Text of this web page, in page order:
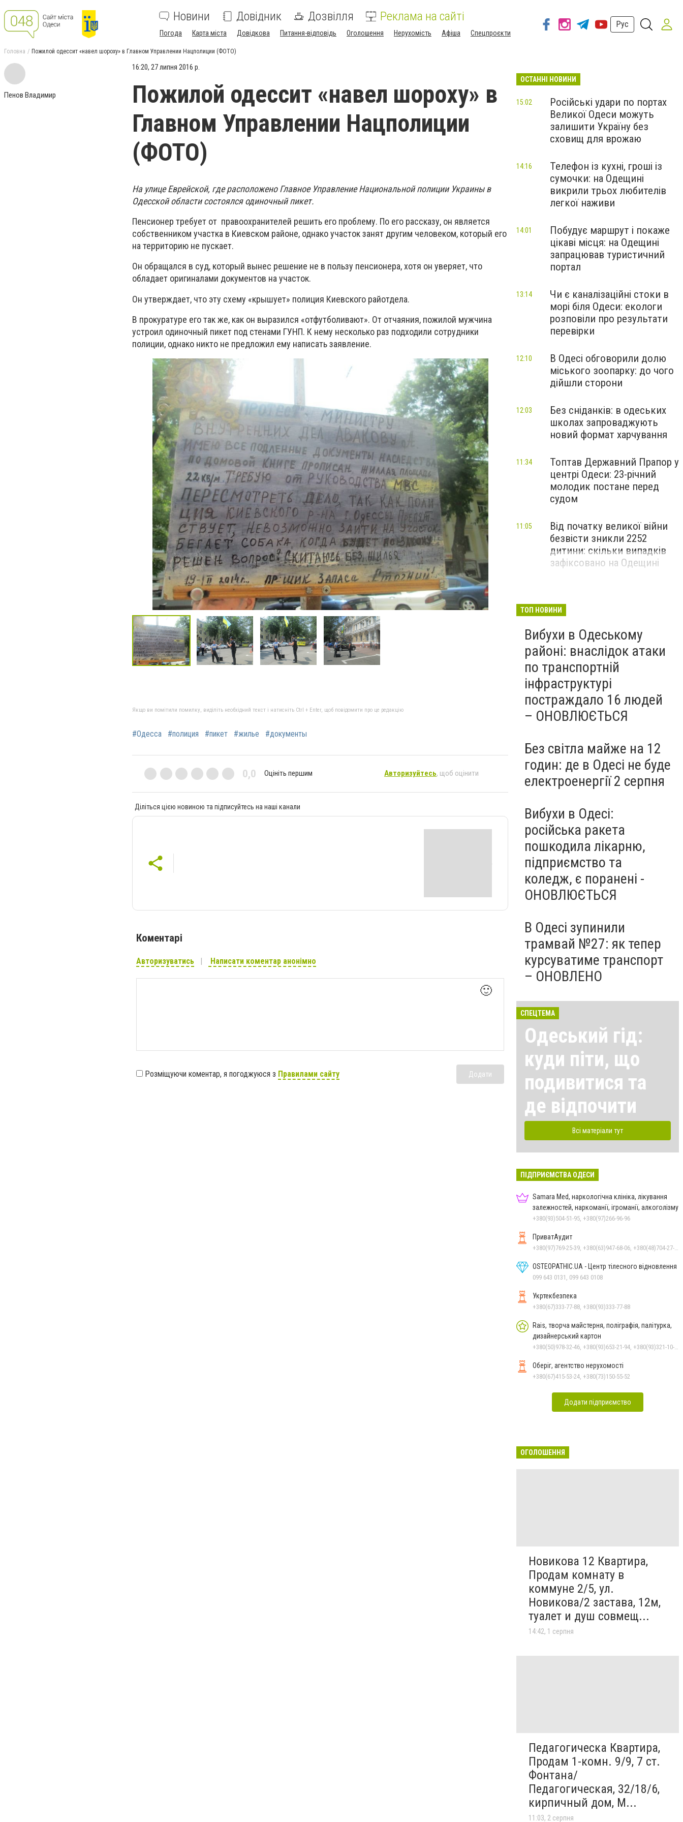
Новини Довідник Дозвілля Реклама на сайті
Погода Карта міста Довідкова Питання-відповідь Оголошення Нерухомість Афіша Спецпроєкти
Рус
Головна Пожилой одессит «навел шороху» в Главном Управлении Нацполиции (ФОТО)
Пенов Владимир
16:20, 27 липня 2016 р.
Пожилой одессит «навел шороху» в
Главном Управлении Нацполиции
(ФОТО)
На улице Еврейской, где расположено Главное Управление Национальной полиции Украины в
Одесской области состоялся одиночный пикет.
Пенсионер требует от правоохранителей решить его проблему. По его рассказу, он является
собственником участка в Киевском районе, однако участок занят другим человеком, который его
на территорию не пускает.
Он обращался в суд, который вынес решение не в пользу пенсионера, хотя он уверяет, что
обладает оригиналами документов на участок.
Он утверждает, что эту схему «крышует» полиция Киевского райотдела.
В прокуратуре его так же, как он выразился «отфутболивают». От отчаяния, пожилой мужчина
устроил одиночный пикет под стенами ГУНП. К нему несколько раз подходили сотрудники
полиции, однако никто не предложил ему написать заявление.
Якщо ви помітили помилку, виділіть необхідний текст і натисніть Ctrl + Enter, щоб повідомити про це редакцію
#Одесса #полиция #пикет #жилье #документы
0,0 Оцініть першим Авторизуйтесь, щоб оцінити
Діліться цією новиною та підписуйтесь на наші канали
Коментарі
Авторизуватись Написати коментар анонімно
🙂
Розміщуючи коментар, я погоджуюся з Правилами сайту Додати
ОСТАННІ НОВИНИ
Російські удари по портах
Великої Одеси можуть
залишити Україну без
сховищ для врожаю
15:02
Телефон із кухні, гроші із
сумочки: на Одещині
викрили трьох любителів
легкої наживи
14:16
Побудує маршрут і покаже
цікаві місця: на Одещині
запрацював туристичний
портал
14:01
Чи є каналізаційні стоки в
морі біля Одеси: екологи
розповіли про результати
перевірки
13:14
В Одесі обговорили долю
міського зоопарку: до чого
дійшли сторони
12:10
Без сніданків: в одеських
школах запроваджують
новий формат харчування
12:03
Топтав Державний Прапор у
центрі Одеси: 23-річний
молодик постане перед
судом
11:34
Від початку великої війни
безвісти зникли 2252
дитини: скільки випадків
зафіксовано на Одещині
11:05
ТОП НОВИНИ
Вибухи в Одеському
районі: внаслідок атаки
по транспортній
інфраструктурі
постраждало 16 людей
– ОНОВЛЮЄТЬСЯ
Без світла майже на 12
годин: де в Одесі не буде
електроенергії 2 серпня
Вибухи в Одесі:
російська ракета
пошкодила лікарню,
підприємство та
коледж, є поранені -
ОНОВЛЮЄТЬСЯ
В Одесі зупинили
трамвай №27: як тепер
курсуватиме транспорт
– ОНОВЛЕНО
СПЕЦТЕМА
Одеський гід:
куди піти, що
подивитися та
де відпочити
Всі матеріали тут
ПІДПРИЄМСТВА ОДЕСИ
Samara Med, наркологічна клініка, лікування
залежностей, наркоманії, ігроманії, алкоголізму
+380(93)504-51-95, +380(97)266-96-96
ПриватАудит
OSTEOPATHIC.UA - Центр тілесного відновлення
099 643 0131, 099 643 0108
Укртекбезпека
+380(67)333-77-88, +380(93)333-77-88
Rais, творча майстерня, поліграфія, палітурка,
дизайнерський картон
Оберіг, агентство нерухомості
+380(67)415-53-24, +380(73)150-55-52
Додати підприємство
ОГОЛОШЕННЯ
Новикова 12 Квартира,
Продам комнату в
коммуне 2/5, ул.
Новикова/2 застава, 12м,
туалет и душ совмещ...
14:42, 1 серпня
Педагогическа Квартира,
Продам 1-комн. 9/9, 7 ст.
Фонтана/
Педагогическая, 32/18/6,
кирпичный дом, М...
11:03, 2 серпня